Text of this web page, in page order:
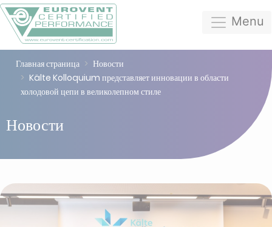
Menu
Главная страница
Новости
Kälte Kolloquium представляет инновации в области
холодовой цепи в великолепном стиле
Новости